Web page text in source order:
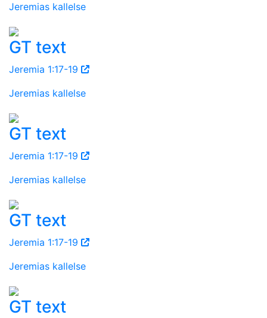
Jeremias kallelse
GT text
Jeremia 1:17-19
Jeremias kallelse
GT text
Jeremia 1:17-19
Jeremias kallelse
GT text
Jeremia 1:17-19
Jeremias kallelse
GT text